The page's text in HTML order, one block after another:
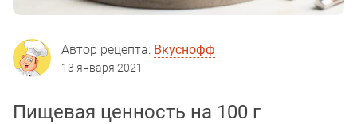
Автор рецепта: Вкуснофф
13 января 2021
Пищевая ценность на 100 г